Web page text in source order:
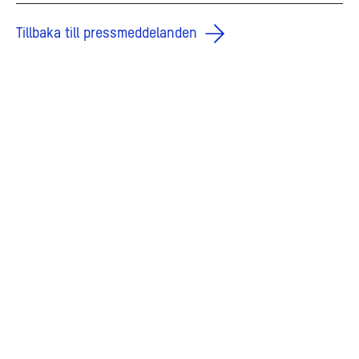
Tillbaka till pressmeddelanden